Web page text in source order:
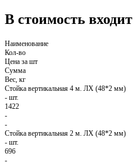
В стоимость входит
Наименование
Кол-во
Цена за шт
Сумма
Вес, кг
Стойка вертикальная 4 м. ЛХ (48*2 мм)
- шт.
1422
-
-
Стойка вертикальная 2 м. ЛХ (48*2 мм)
- шт.
696
-